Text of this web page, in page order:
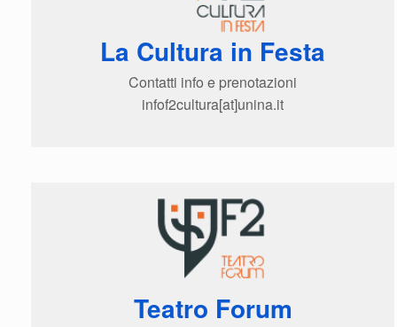
La Cultura in Festa
Contatti info e prenotazioni
infof2cultura[at]unina.it
Teatro Forum